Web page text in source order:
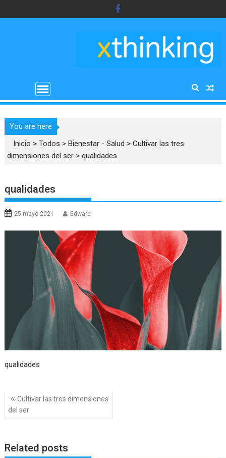
al
You are here
Inicio >Todos >Bienestar - Salud >Cultivar las tres
dimensiones del ser >qualidades
qualidades
25 mayo 2021 Edward
qualidades
Navegación
de
entradas
Cultivar las tres dimensiones
del ser
Related posts